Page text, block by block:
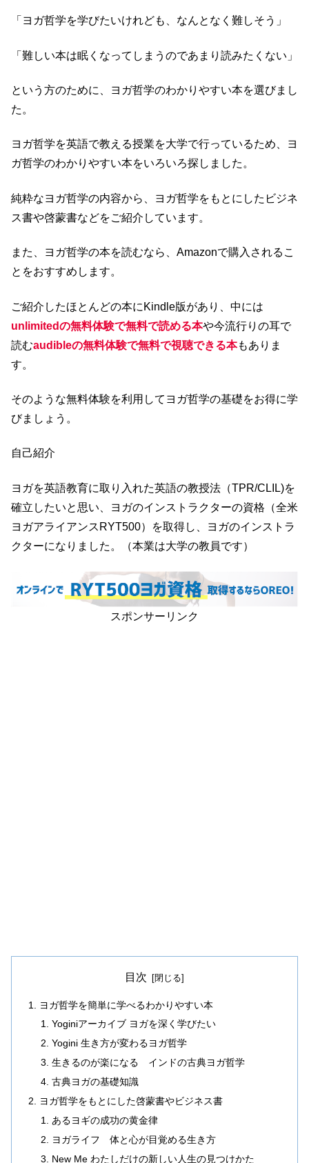
「ヨガ哲学を学びたいけれども、なんとなく難しそう」
「難しい本は眠くなってしまうのであまり読みたくない」
という方のために、ヨガ哲学のわかりやすい本を選びまし
た。
ヨガ哲学を英語で教える授業を大学で行っているため、ヨ
ガ哲学のわかりやすい本をいろいろ探しました。
純粋なヨガ哲学の内容から、ヨガ哲学をもとにしたビジネ
ス書や啓蒙書などをご紹介しています。
また、ヨガ哲学の本を読むなら、Amazonで購入されるこ
とをおすすめします。
ご紹介したほとんどの本にKindle版があり、中には
unlimitedの無料体験で無料で読める本や今流行りの耳で
読むaudibleの無料体験で無料で視聴できる本もありま
す。
そのような無料体験を利用してヨガ哲学の基礎をお得に学
びましょう。
自己紹介
ヨガを英語教育に取り入れた英語の教授法（TPR/CLIL)を
確立したいと思い、ヨガのインストラクターの資格（全米
ヨガアライアンスRYT500）を取得し、ヨガのインストラ
クターになりました。（本業は大学の教員です）
スポンサーリンク
目次
ヨガ哲学を簡単に学べるわかりやすい本
Yoginiアーカイブ ヨガを深く学びたい
Yogini 生き方が変わるヨガ哲学
生きるのが楽になる インドの古典ヨガ哲学
古典ヨガの基礎知識
ヨガ哲学をもとにした啓蒙書やビジネス書
あるヨギの成功の黄金律
ヨガライフ 体と心が目覚める生き方
New Me わたしだけの新しい人生の見つけかた